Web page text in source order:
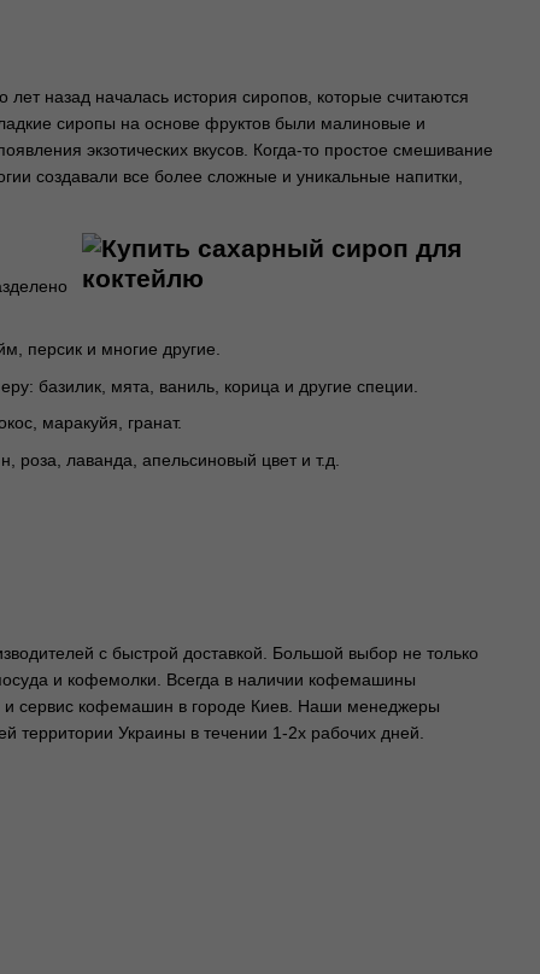
назад началась история сиропов, которые считаются
сиропы на основе фруктов были малиновые и
экзотических вкусов. Когда-то простое смешивание
создавали все более сложные и уникальные напитки,
персик и многие другие.
базилик, мята, ваниль, корица и другие специи.
маракуйя, гранат.
роза, лаванда, апельсиновый цвет и т.д.
с быстрой доставкой. Большой выбор не только
и кофемолки. Всегда в наличии кофемашины
и сервис кофемашин в городе Киев. Наши менеджеры
территории Украины в течении 1-2х рабочих дней.